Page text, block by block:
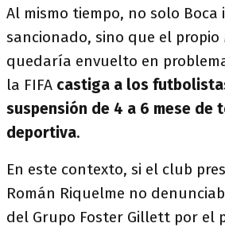
Al mismo tiempo, no solo Boca
sancionado, sino que el propio
quedaría envuelto en
la FIFA castiga a los
suspensión de 4 a 6 mese de
deportiva.
En este contexto, si el club
Román Riquelme no
del Grupo Foster Gillett por el